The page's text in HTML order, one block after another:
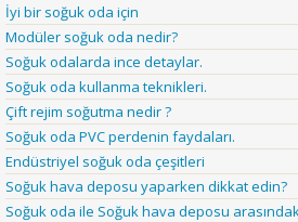
İyi bir soğuk oda için
Modüler soğuk oda nedir?
Soğuk odalarda ince detaylar.
Soğuk oda kullanma teknikleri.
Çift rejim soğutma nedir ?
Soğuk oda PVC perdenin faydaları.
Endüstriyel soğuk oda çeşitleri
Soğuk hava deposu yaparken dikkat edin?
Soğuk oda ile Soğuk hava deposu